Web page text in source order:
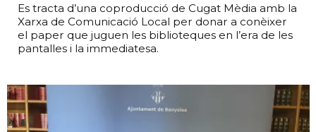
Es tracta d’una coproducció de Cugat Mèdia amb la
Xarxa de Comunicació Local per donar a conèixer
el paper que juguen les biblioteques en l’era de les
pantalles i la immediatesa.